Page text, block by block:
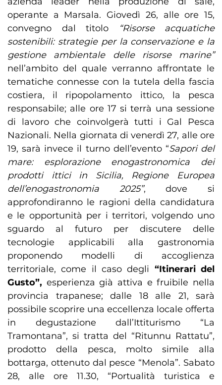
operante a Marsala. Giovedì 26, alle ore 15,
convegno dal titolo
“Risorse acquatiche
sostenibili: strategie per la conservazione e la
gestione ambientale delle risorse marine”
nell’ambito del quale verranno affrontate le
tematiche connesse con la tutela della fascia
costiera, il ripopolamento ittico, la pesca
responsabile; alle ore 17 si terrà una sessione
di lavoro che coinvolgerà tutti i Gal Pesca
Nazionali. Nella giornata di venerdì 27, alle ore
19, sarà invece il turno dell’evento “Sapori del
mare: esplorazione enogastronomica dei
prodotti ittici in Sicilia, Regione Europea
dell’enogastronomia 2025”, dove si
approfondiranno le ragioni della candidatura
e le opportunità per i territori, volgendo uno
sguardo al futuro per discutere delle
tecnologie applicabili alla gastronomia
proponendo modelli di accoglienza
territoriale, come il caso degli “Itinerari del
Gusto”, esperienza già attiva e fruibile nella
provincia trapanese; dalle 18 alle 21, sarà
possibile scoprire una eccellenza locale offerta
in degustazione dall’Ittiturismo “La
Tramontana”, si tratta del “Ritunnu Rattatu”,
prodotto della pesca, molto simile alla
bottarga, ottenuto dal pesce “Menola”. Sabato
28, alle ore 11.30, “Portualità turistica e